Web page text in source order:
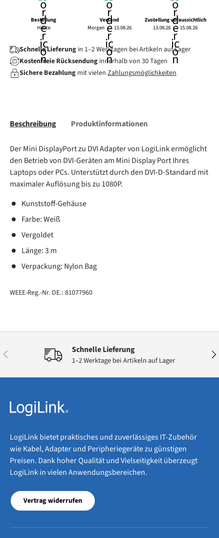
Bestellung
Heute
Versand
Morgen → 13.08.26
Zustellung voraussichtlich
13.08.26 → 15.08.26
Schnelle Lieferung in 1–2 Werktagen bei Artikeln auf Lager
Kostenfreie Rücksendung innerhalb von 30 Tagen
Sichere Bezahlung mit vielen Zahlungsmöglichkeiten
Beschreibung Produktinformationen
Der Mini DisplayPort zu DVI Adapter von LogiLink ermöglicht
den Betrieb von DVI-Geräten am Mini Display Port Ihres
Laptops oder PCs. Unterstützt durch den DVI-D-Standard mit
maximaler Auflösung bis zu 1080P.
Kunststoff-Gehäuse
Farbe: Weiß
Vergoldet
Länge: 3 m
Verpackung: Nylon Bag
WEEE-Reg.-Nr. DE.: 81077960
Vorherige Schnelle Lieferung
1–2 Werktage bei Artikeln auf Lager
LogiLink bietet praktisches und zuverlässiges IT-Zubehör
wie Kabel, Adapter und Peripheriegeräte zu günstigen
Preisen. Dank hoher Qualität und Vielseitigkeit überzeugt
LogiLink in vielen Anwendungsbereichen.
Vertrag widerrufen